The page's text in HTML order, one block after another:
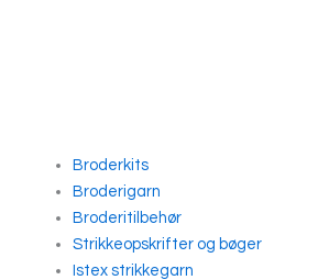
Broderkits
Broderigarn
Broderitilbehør
Strikkeopskrifter og bøger
Istex strikkegarn